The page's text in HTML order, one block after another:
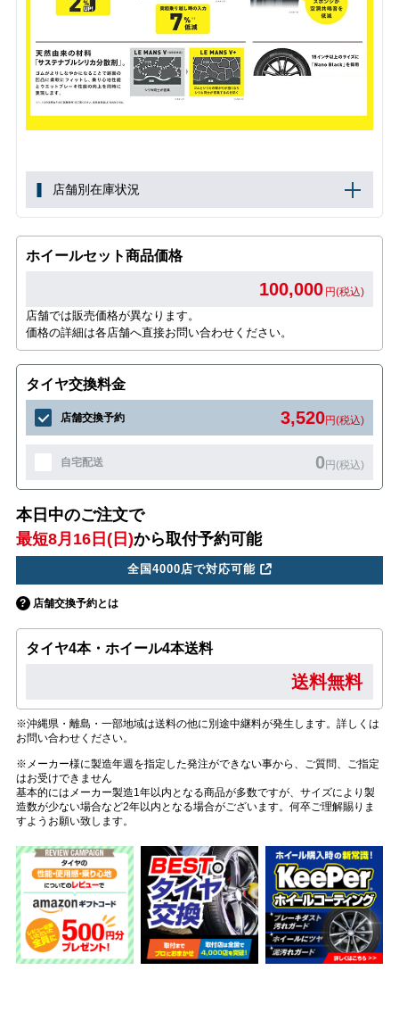
店舗別在庫状況
ホイールセット商品価格
100,000 円(税込)
店舗では販売価格が異なります。
価格の詳細は各店舗へ直接お問い合わせください。
タイヤ交換料金
店舗交換予約 3,520円(税込)
自宅配送 0円(税込)
本日中のご注文で
最短8月16日(日)から取付予約可能
全国4000店で対応可能
店舗交換予約とは
タイヤ4本・ホイール4本送料
送料無料
※沖縄県・離島・一部地域は送料の他に別途中継料が発生します。詳しくは
お問い合わせください。
※メーカー様に製造年週を指定した発注ができない事から、ご質問、ご指定
はお受けできません
基本的にはメーカー製造1年以内となる商品が多数ですが、サイズにより製
造数が少ない場合など2年以内となる場合がございます。何卒ご理解賜りま
すようお願い致します。